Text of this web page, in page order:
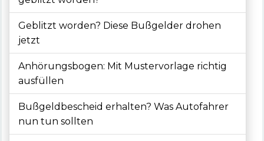
Geblitzt worden? Diese Bußgelder drohen
jetzt
Anhörungsbogen: Mit Mustervorlage richtig
ausfüllen
Bußgeldbescheid erhalten? Was Autofahrer
nun tun sollten